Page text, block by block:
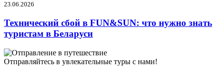
23.06.2026
Технический сбой в FUN&SUN: что нужно знать
туристам в Беларуси
Отправляйтесь в увлекательные туры с нами!